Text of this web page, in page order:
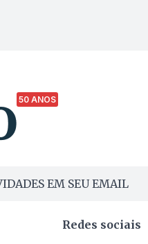
50 ANOS
EM SEU EMAIL
Redes sociais